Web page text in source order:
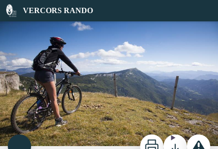
VERCORS RANDO
Liaison GTV VTT - Vassieux-en-Vercors / Die
VTT dans le Diois - S&M Booth
ImprimerTéléchargerSignaler